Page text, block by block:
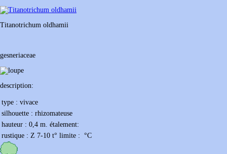
Titanotrichum oldhamii
gesneriaceae
description:
type : vivace
silhouette : rhizomateuse
hauteur : 0,4 m. étalement:
rustique : Z 7-10 t° limite : °C